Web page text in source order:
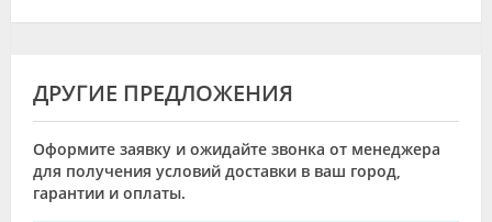
ДРУГИЕ ПРЕДЛОЖЕНИЯ
Оформите заявку и ожидайте звонка от менеджера
для получения условий доставки в ваш город,
гарантии и оплаты.